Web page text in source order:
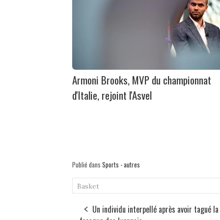
Armoni Brooks, MVP du championnat
d'Italie, rejoint l'Asvel
Publié dans Sports - autres
Basket
Un individu interpellé après avoir tagué la